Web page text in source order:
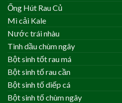
Ống Hút Rau Củ
Mì cải Kale
Nước trái nhàu
Tinh dầu chùm ngây
Bột sinh tốt rau má
Bột sinh tố rau cần
Bột sinh tố diếp cá
Bột sinh tố chùm ngây